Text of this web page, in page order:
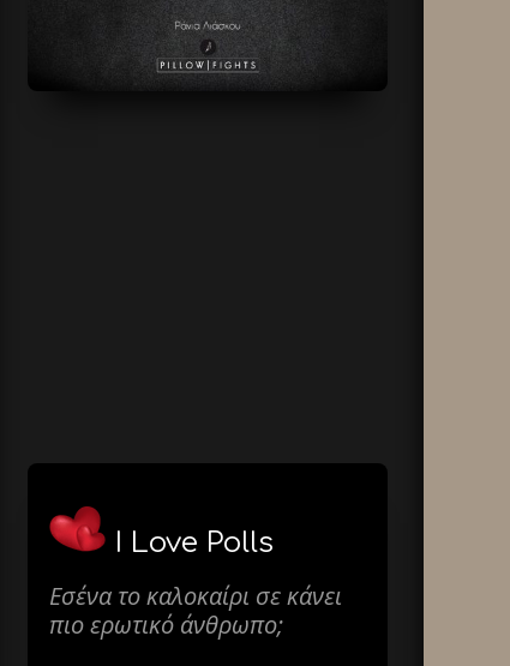
I Love Polls
Εσένα το καλοκαίρι σε κάνει
πιο ερωτικό άνθρωπο;